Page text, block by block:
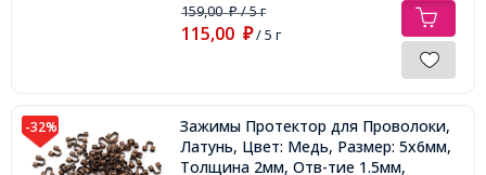
159,00₽/ 5 г
115,00 ₽/ 5 г
-32%
Зажимы Протектор для Проволоки,
Латунь, Цвет: Медь, Размер: 5х6мм,
Толщина 2мм, Отв-тие 1.5мм,